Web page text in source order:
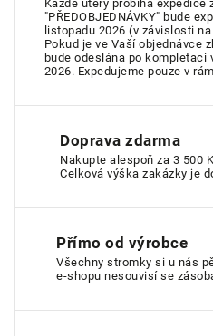
Každé úterý probíhá expedice
"PŘEDOBJEDNÁVKY" bude
listopadu 2026 (v závislosti
Pokud je ve Vaší objednávce
bude odeslána po kompletaci
2026. Expedujeme pouze v
Doprava zdarma
Nakupte alespoň za 3 500
Celková výška zakázky je
Přímo od výrobce
Všechny stromky si u nás
e-shopu nesouvisí se